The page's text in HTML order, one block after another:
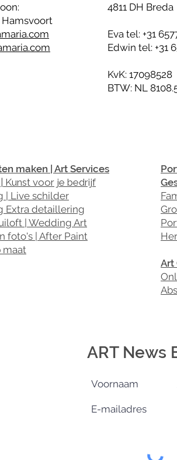
Hamsvoort
4811 DH Breda
Eva tel: +31
Edwin tel: +31
KvK: 17098528
BTW: NL
maken | Art Services
Kunst voor je bedrijf
| Live schilder
Extra detaillering
| Wedding Art
foto's | After Paint
maat
Art
ART News